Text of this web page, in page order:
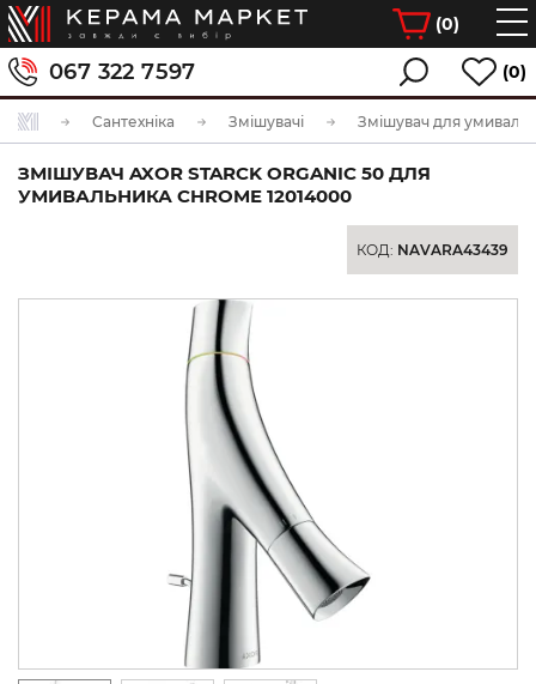
(0)
067 322 7597 (0)
Сантехніка Змішувачі Змішувач для
ЗМІШУВАЧ AXOR STARCK ORGANIC 50 ДЛЯ
УМИВАЛЬНИКА CHROME 12014000
КОД: NAVARA43439